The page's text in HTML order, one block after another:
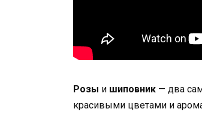
Розы и шиповник — два
красивыми цветами и